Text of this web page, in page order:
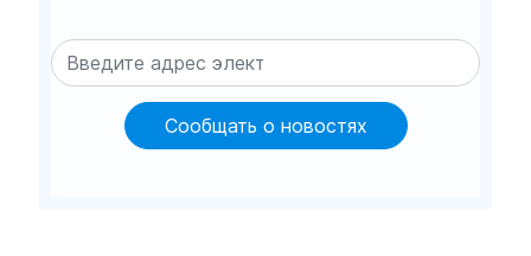
Сообщать о новостях